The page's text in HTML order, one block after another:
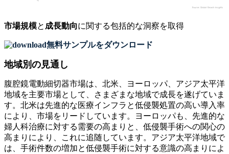
市場規模と 成長動向に関する包括的な洞察を取得
無料サンプルをダウンロード
地域別の見通し
腹腔鏡電動細切器市場は、北米、ヨーロッパ、アジア太平洋
地域を主要市場として、さまざまな地域で成長を遂げていま
す。北米は先進的な医療インフラと低侵襲処置の高い導入率
により、市場をリードしています。ヨーロッパも、先進的な
婦人科治療に対する需要の高まりと、低侵襲手術への関心の
高まりにより、これに追随しています。アジア太平洋地域で
は、手術件数の増加と低侵襲手術に対する意識の高まりによ